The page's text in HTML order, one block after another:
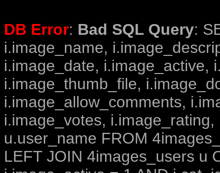
DB Error: Bad SQL Query:
i.image_name,
i.image_date, i.image_active,
i.image_thumb_file,
i.image_allow_comments,
i.image_votes,
u.user_name FROM
LEFT JOIN 4images_users u